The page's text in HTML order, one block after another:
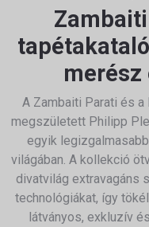
merész
A Zambaiti Parati és a
megszületett Philipp
egyik
világában. A kollekció
divatvilág extravagáns
technológiákat, így
látványos, exkluzív